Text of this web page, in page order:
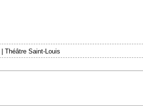
| Théâtre Saint-Louis